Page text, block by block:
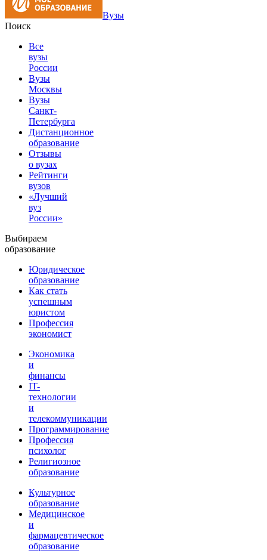
Вузы
Поиск
Все
вузы
России
Вузы
Москвы
Вузы
Санкт-
Петербурга
Дистанционное
образование
Отзывы
о вузах
Рейтинги
вузов
«Лучший
вуз
России»
Выбираем
образование
Юридическое
образование
Как стать
успешным
юристом
Профессия
экономист
Экономика
и
финансы
IT-
технологии
и
телекоммуникации
Программирование
Профессия
психолог
Религиозное
образование
Культурное
образование
Медицинское
и
фармацевтическое
образование